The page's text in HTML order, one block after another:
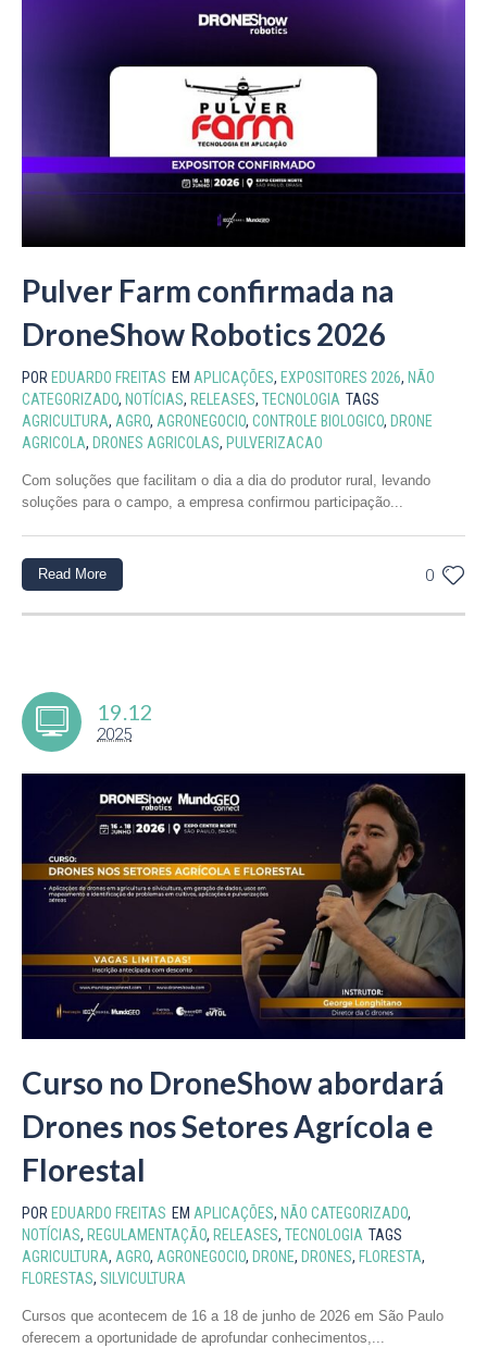
Pulver Farm confirmada na
DroneShow Robotics 2026
POR EDUARDO FREITAS EM APLICAÇÕES, EXPOSITORES 2026, NÃO
CATEGORIZADO, NOTÍCIAS, RELEASES, TECNOLOGIA TAGS
AGRICULTURA, AGRO, AGRONEGOCIO, CONTROLE BIOLOGICO, DRONE
AGRICOLA, DRONES AGRICOLAS, PULVERIZACAO
Com soluções que facilitam o dia a dia do produtor rural, levando
soluções para o campo, a empresa confirmou participação...
0
Read More
19.12
2025
Curso no DroneShow abordará
Drones nos Setores Agrícola e
Florestal
POR EDUARDO FREITAS EM APLICAÇÕES, NÃO CATEGORIZADO,
NOTÍCIAS, REGULAMENTAÇÃO, RELEASES, TECNOLOGIA TAGS
AGRICULTURA, AGRO, AGRONEGOCIO, DRONE, DRONES, FLORESTA,
FLORESTAS, SILVICULTURA
Cursos que acontecem de 16 a 18 de junho de 2026 em São Paulo
oferecem a oportunidade de aprofundar conhecimentos,...